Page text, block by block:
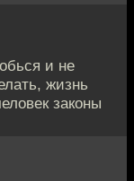
и не
жизнь
законы